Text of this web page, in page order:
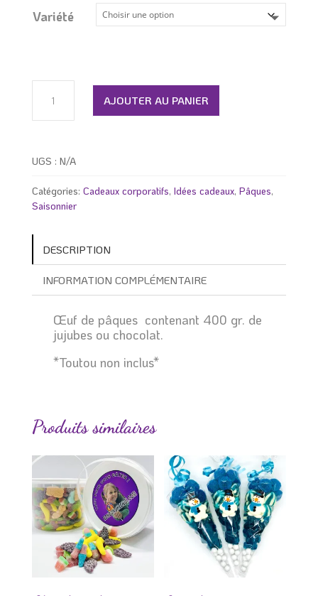
Variété
quantité
Oeuf
AJOUTER AU PANIER
UGS : N/A
Catégories: Cadeaux corporatifs, Idées cadeaux, Pâques,
Saisonnier
DESCRIPTION
INFORMATION COMPLÉMENTAIRE
Œuf de pâques contenant 400 gr. de
jujubes ou chocolat.
*Toutou non inclus*
Produits similaires